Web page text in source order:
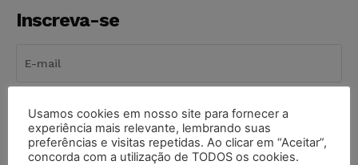
Inscreva-se
INSCREVER
Li e aceito a Política de Privacidade.
Usamos cookies em nosso site para fornecer a
experiência mais relevante, lembrando suas
preferências e visitas repetidas. Ao clicar em “Aceitar”,
concorda com a utilização de TODOS os cookies.